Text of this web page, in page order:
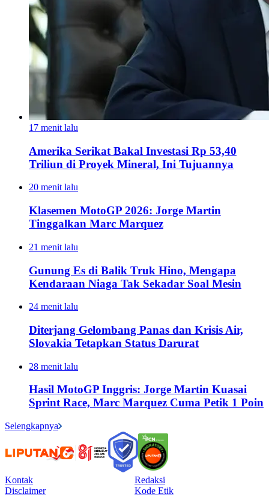
17 menit lalu
Amerika Serikat Bakal Investasi Rp 53,40
Triliun di Proyek Mineral, Ini Tujuannya
20 menit lalu
Klasemen MotoGP 2026: Jorge Martin
Tinggalkan Marc Marquez
21 menit lalu
Gunung Es di Balik Truk Hino, Mengapa
Kendaraan Niaga Tak Sekadar Soal Mesin
24 menit lalu
Diterjang Gelombang Panas dan Krisis Air,
Slovakia Tetapkan Status Darurat
28 menit lalu
Hasil MotoGP Inggris: Jorge Martin Kuasai
Sprint Race, Marc Marquez Cuma Petik 1 Poin
Selengkapnya
Kontak
Redaksi
Disclaimer
Kode Etik